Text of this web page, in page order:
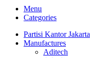
Menu
Categories
Partisi Kantor Jakarta
Manufactures
Aditech